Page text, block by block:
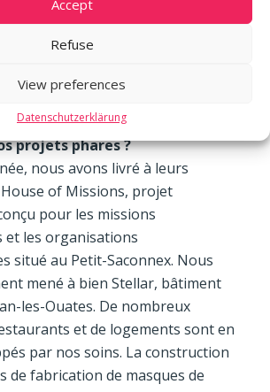
Accept
Refuse
View preferences
Datenschutzerklärung
sommes une dizaine au sein de
si on les additionne. En fonction
maître d’ouvrage, chacun
projets phares ?
nous avons livré à leurs
of Missions, projet
pour les missions
et les organisations
situé au Petit-Saconnex. Nous
mené à bien Stellar, bâtiment
les-Ouates. De nombreux
et de logements sont en
par nos soins. La construction
de fabrication de masques de